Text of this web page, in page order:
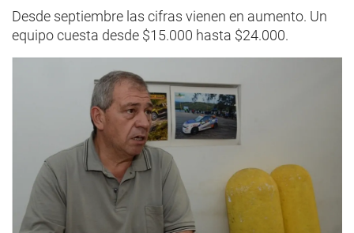
Desde septiembre las cifras vienen en aumento. Un
equipo cuesta desde $15.000 hasta $24.000.